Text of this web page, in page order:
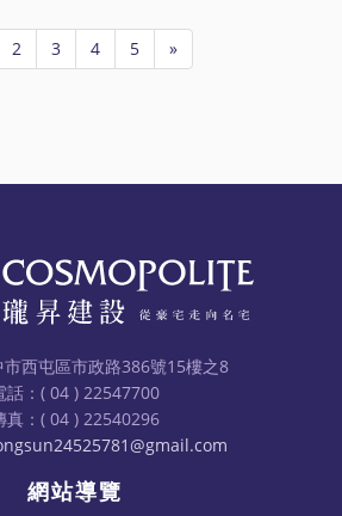
2 3 4 5 »
西屯區市政路386號15樓之8
話：( 04 ) 22547700
真：( 04 ) 22540296
網站導覽